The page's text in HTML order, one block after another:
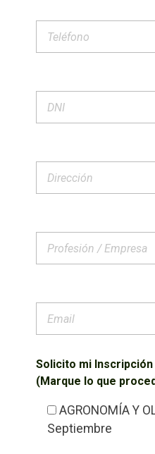
Solicito mi
(Marque lo que
AGRONOMÍA Y
Septiembre